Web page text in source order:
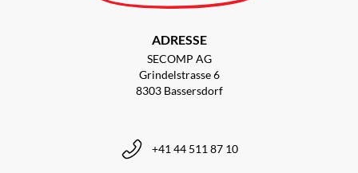
ADRESSE
SECOMP AG
Grindelstrasse 6
8303 Bassersdorf
+41 44 511 87 10